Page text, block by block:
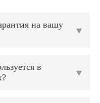
на вашу

в
